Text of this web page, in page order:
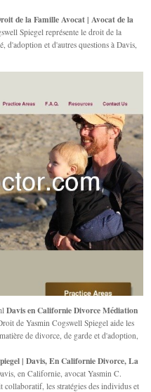
de la Famille Avocat | Avocat de la
Spiegel représente le droit de la
d'adoption et d'autres questions à Davis,
Davis en Californie Divorce Médiation
de Yasmin Cogswell Spiegel aide les
de divorce, de garde et d'adoption,
| Davis, En Californie Divorce, La
en Californie, avocat Yasmin C.
collaboratif, les stratégies des individus et